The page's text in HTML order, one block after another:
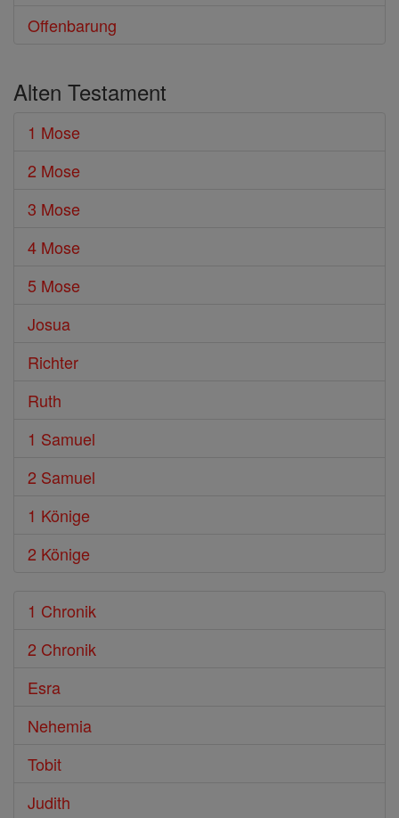
Offenbarung
Alten Testament
1 Mose
2 Mose
3 Mose
4 Mose
5 Mose
Josua
Richter
Ruth
1 Samuel
2 Samuel
1 Könige
2 Könige
1 Chronik
2 Chronik
Esra
Nehemia
Tobit
Judith